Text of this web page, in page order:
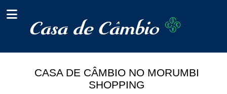
CASA DE CÂMBIO NO MORUMBI
SHOPPING